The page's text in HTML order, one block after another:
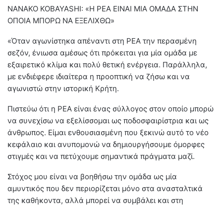
NANAKO KOBAYASHI: «Η ΡΕΑ ΕΙΝΑΙ ΜΙΑ ΟΜΑΔΑ ΣΤΗΝ
ΟΠΟΙΑ ΜΠΟΡΩ ΝΑ ΕΞΕΛΙΧΘΩ»
«Όταν αγωνίστηκα απέναντι στη ΡΕΑ την περασμένη
σεζόν, ένιωσα αμέσως ότι πρόκειται για μία ομάδα με
εξαιρετικό κλίμα και πολύ θετική ενέργεια. Παράλληλα,
με ενδιέφερε ιδιαίτερα η προοπτική να ζήσω και να
αγωνιστώ στην ιστορική Κρήτη.
Πιστεύω ότι η ΡΕΑ είναι ένας σύλλογος στον οποίο μπορώ
να συνεχίσω να εξελίσσομαι ως ποδοσφαιρίστρια και ως
άνθρωπος. Είμαι ενθουσιασμένη που ξεκινώ αυτό το νέο
κεφάλαιο και ανυπομονώ να δημιουργήσουμε όμορφες
στιγμές και να πετύχουμε σημαντικά πράγματα μαζί.
Στόχος μου είναι να βοηθήσω την ομάδα ως μία
αμυντικός που δεν περιορίζεται μόνο στα ανασταλτικά
της καθήκοντα, αλλά μπορεί να συμβάλει και στη